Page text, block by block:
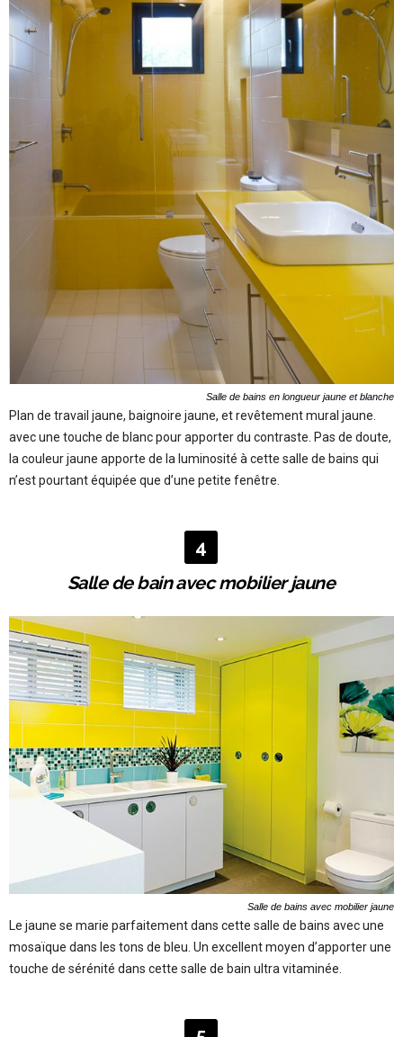
Salle de bains en longueur jaune et blanche
Plan de travail jaune, baignoire jaune, et revêtement mural jaune.
avec une touche de blanc pour apporter du contraste. Pas de doute,
la couleur jaune apporte de la luminosité à cette salle de bains qui
n’est pourtant équipée que d’une petite fenêtre.
4
Salle de bain avec mobilier jaune
Salle de bains avec mobilier jaune
Le jaune se marie parfaitement dans cette salle de bains avec une
mosaïque dans les tons de bleu. Un excellent moyen d’apporter une
touche de sérénité dans cette salle de bain ultra vitaminée.